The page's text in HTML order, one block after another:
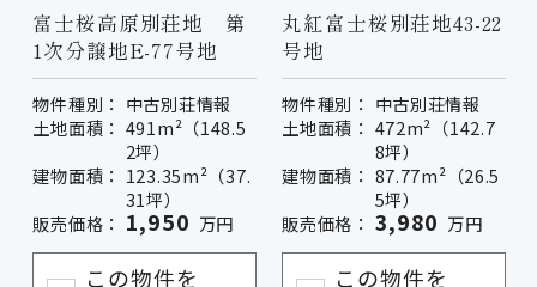
富士桜高原別荘地 第
1次分譲地E-77号地
物件種別： 中古別荘情報
土地面積： 491m²（148.5
2坪）
建物面積： 123.35m²（37.
31坪）
販売価格： 1,950 万円
この物件を
丸紅富士桜別荘地43-22
号地
物件種別： 中古別荘情報
土地面積： 472m²（142.7
8坪）
建物面積： 87.77m²（26.5
5坪）
販売価格： 3,980 万円
この物件を